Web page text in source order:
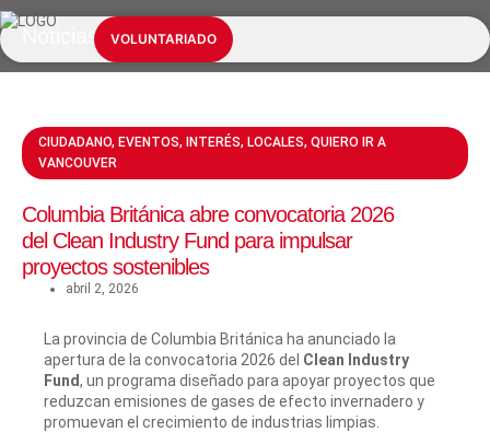
VOLUNTARIADO
Noticias
CIUDADANO, EVENTOS, INTERÉS, LOCALES, QUIERO IR A
VANCOUVER
Columbia Británica abre convocatoria 2026
del Clean Industry Fund para impulsar
proyectos sostenibles
abril 2, 2026
La provincia de Columbia Británica ha anunciado la
apertura de la convocatoria 2026 del Clean Industry
Fund, un programa diseñado para apoyar proyectos que
reduzcan emisiones de gases de efecto invernadero y
promuevan el crecimiento de industrias limpias.